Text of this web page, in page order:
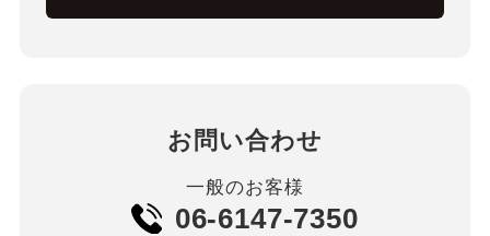
お問い合わせ
一般のお客様
06-6147-7350